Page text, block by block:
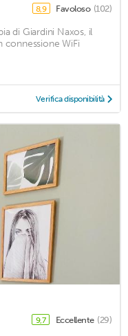
8,9 Favoloso (102)
di Giardini Naxos, il
WiFi
Verifica disponibilità
9,7 Eccellente (29)